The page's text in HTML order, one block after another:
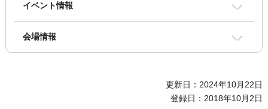
イベント情報
会場情報
更新日：2024年10月22日
登録日：2018年10月2日